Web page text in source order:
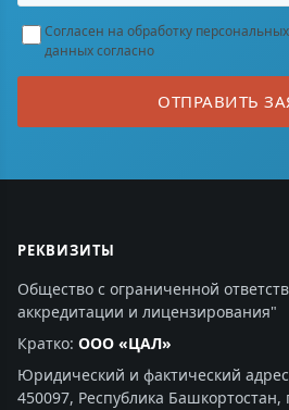
Согласен на обработку персональных
данных согласно
ОТПРАВИТЬ
РЕКВИЗИТЫ
Общество с ограниченной
аккредитации и лицензирования"
Кратко: ООО «ЦАЛ»
Юридический и фактический
450097, Республика Башкортостан,